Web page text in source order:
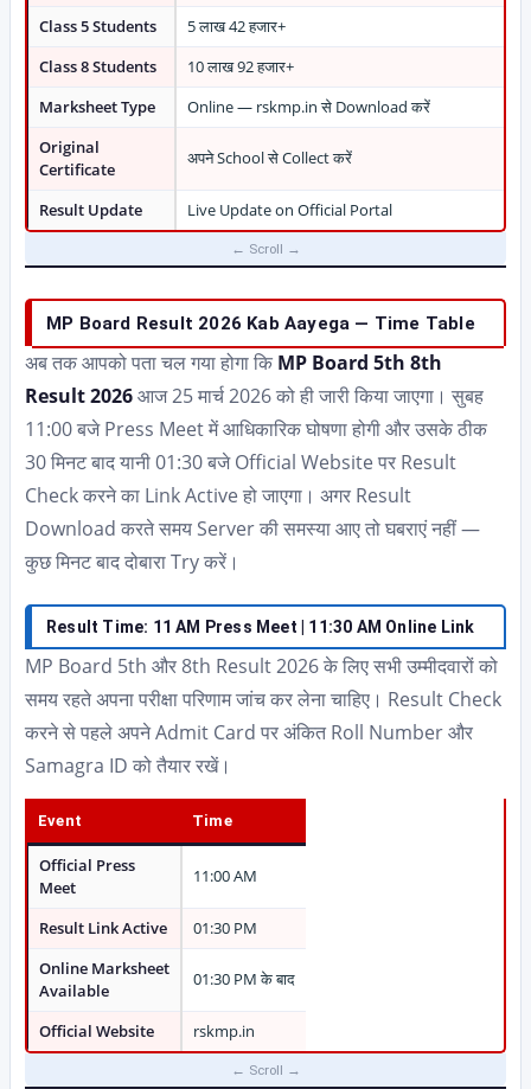
Class 5 Students
5 लाख 42 हजार+
Class 8 Students
10 लाख 92 हजार+
Marksheet Type
Online — rskmp.in से Download करें
Original
Certificate
अपने School से Collect करें
Result Update Live Update on Official Portal
MP Board Result 2026 Kab Aayega — Time Table
अब तक आपको पता चल गया होगा कि MP Board 5th 8th
Result 2026आज 25 मार्च 2026 को ही जारी किया जाएगा। सुबह
11:00 बजे Press Meet में आधिकारिक घोषणा होगी और उसके ठीक
30 मिनट बाद यानी 01:30 बजे Official Website पर Result
Check करने का Link Active हो जाएगा। अगर Result
Download करते समय Server की समस्या आए तो घबराएं नहीं —
कुछ मिनट बाद दोबारा Try करें।
Result Time: 11 AM Press Meet | 11:30 AM Online Link
MP Board 5th और 8th Result 2026 के लिए सभी उम्मीदवारों को
समय रहते अपना परीक्षा परिणाम जांच कर लेना चाहिए। Result Check
करने से पहले अपने Admit Card पर अंकित Roll Number और
Samagra ID को तैयार रखें।
Event Time
Official Press
Meet
11:00 AM
Result Link Active
01:30 PM
Online Marksheet
Available
01:30 PM के बाद
Official Website rskmp.in